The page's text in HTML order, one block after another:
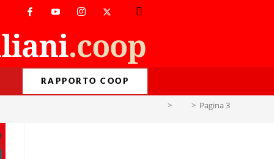
RAPPORTO COOP
> > Pagina 3